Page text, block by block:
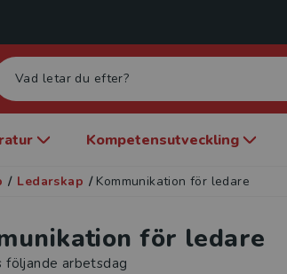
Kompetensutveckling
/ Ledarskap / Kommunikation för ledare
för ledare
följande arbetsdag